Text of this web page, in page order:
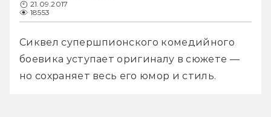
21.09.2017
18553
Сиквел супершпионского комедийного
боевика уступает оригиналу в сюжете —
но сохраняет весь его юмор и стиль.